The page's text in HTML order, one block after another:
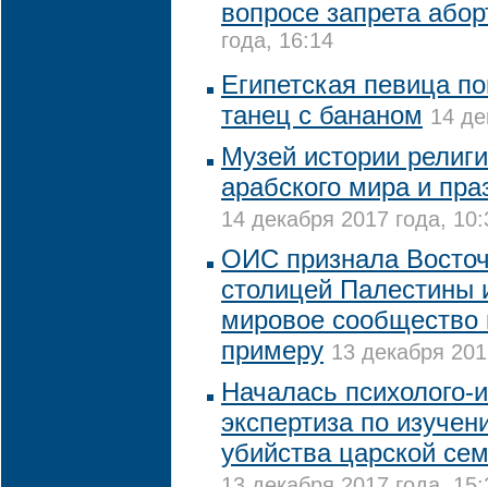
вопросе запрета
года, 16:14
Египетская певица
танец с бананом 14
Музей истории
арабского мира и
14 декабря 2017 года,
ОИС признала
столицей Палестины
мировое сообщество
примеру 13 декабря
Началась психолого-
экспертиза по
убийства царской